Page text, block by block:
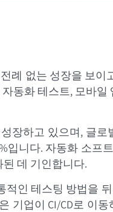
례 없는 성장을 보
동화 테스트, 모바
하고 있으며, 글로
입니다. 자동화 소프
데 기인합니다.
적인 테스팅 방법을
기업이 CI/CD로 이